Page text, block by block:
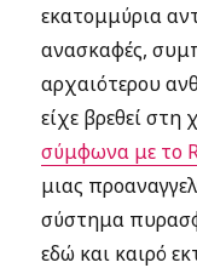
εκατομμύρια
ανασκαφές,
αρχαιότερου
είχε βρεθεί
σύμφωνα με το
μιας
σύστημα
εδώ και καιρό